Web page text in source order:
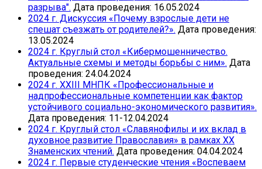
разрыва". Дата проведения: 16.05.2024
2024 г. Дискуссия «Почему взрослые дети не
спешат съезжать от родителей?». Дата проведения:
13.05.2024
2024 г. Круглый стол «Кибермошенничество.
Актуальные схемы и методы борьбы с ним». Дата
проведения: 24.04.2024
2024 г. ХХIII МНПК «Профессиональные и
надпрофессиональные компетенции как фактор
устойчивого социально-экономического развития».
Дата проведения: 11-12.04.2024
2024 г. Круглый стол «Славянофилы и их вклад в
духовное развитие Православия» в рамках ХХ
Знаменских чтений. Дата проведения: 04.04.2024
2024 г. Первые студенческие чтения «Воспеваем